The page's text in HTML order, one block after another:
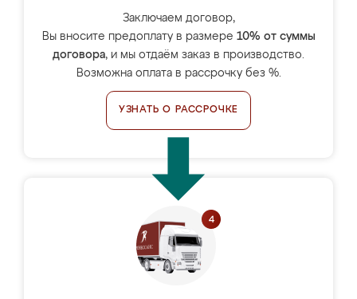
Заключаем договор,
Вы вносите предоплату в размере 10% от суммы
договора, и мы отдаём заказ в производство.
Возможна оплата в рассрочку без %.
УЗНАТЬ О РАССРОЧКЕ